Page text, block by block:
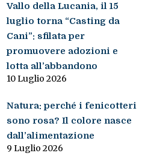
Vallo della Lucania, il 15
luglio torna “Casting da
Cani”: sfilata per
promuovere adozioni e
lotta all’abbandono
10 Luglio 2026
Natura: perché i fenicotteri
sono rosa? Il colore nasce
dall’alimentazione
9 Luglio 2026